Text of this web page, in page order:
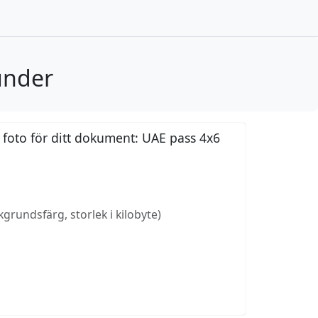
för ditt dokument: UAE pass 4x6
storlek i kilobyte)